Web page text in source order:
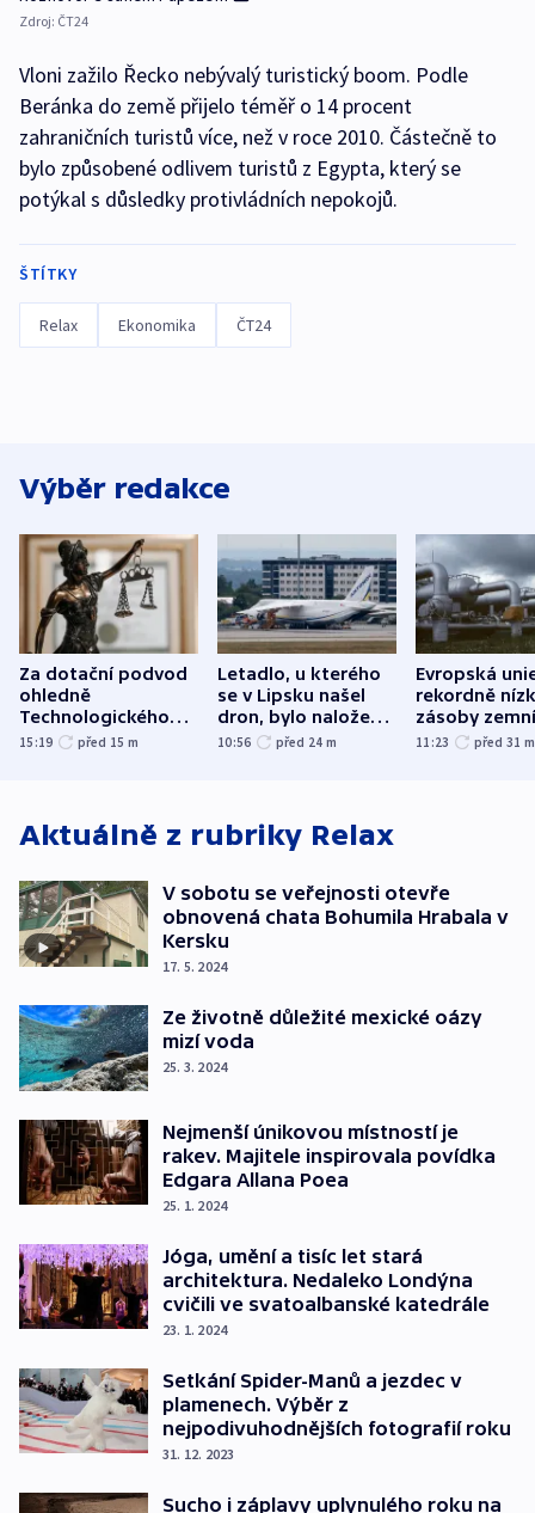
Zdroj: ČT24
Vloni zažilo Řecko nebývalý turistický boom. Podle
Beránka do země přijelo téměř o 14 procent
zahraničních turistů více, než v roce 2010. Částečně to
bylo způsobené odlivem turistů z Egypta, který se
potýkal s důsledky protivládních nepokojů.
ŠTÍTKY
Relax Ekonomika ČT24
Výběr redakce
Za dotační podvod
ohledně
Technologického
parku poslal soud
15:19 před 15 m
Letadlo, u kterého
se v Lipsku našel
dron, bylo naložené
municí, píší média
10:56 před 24 m
Evropská
rekordně
zásoby
plynu
11:23 před 31 m
Aktuálně z rubriky Relax
V sobotu se veřejnosti otevře
obnovená chata Bohumila Hrabala v
Kersku
17. 5. 2024
Ze životně důležité mexické oázy
mizí voda
25. 3. 2024
Nejmenší únikovou místností je
rakev. Majitele inspirovala povídka
Edgara Allana Poea
25. 1. 2024
Jóga, umění a tisíc let stará
architektura. Nedaleko Londýna
cvičili ve svatoalbanské katedrále
23. 1. 2024
Setkání Spider-Manů a jezdec v
plamenech. Výběr z
nejpodivuhodnějších fotografií roku
31. 12. 2023
Sucho i záplavy uplynulého roku na